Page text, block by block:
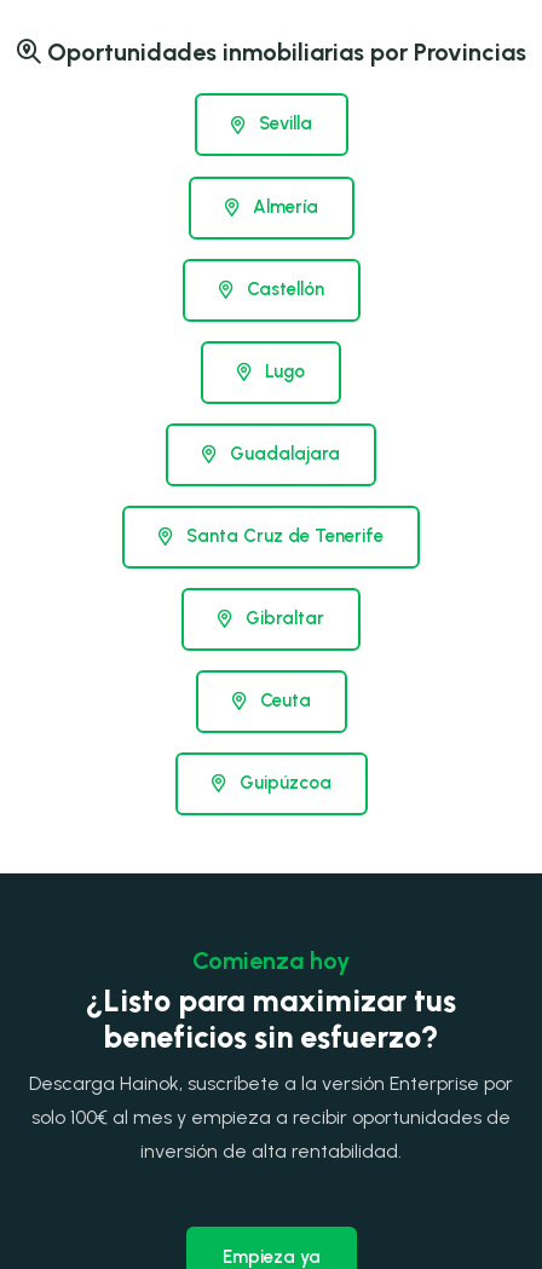
Oportunidades inmobiliarias por Provincias
Sevilla
Almería
Castellón
Lugo
Guadalajara
Santa Cruz de Tenerife
Gibraltar
Ceuta
Guipúzcoa
Comienza hoy
¿Listo para maximizar tus
beneficios sin esfuerzo?
Descarga Hainok, suscríbete a la versión Enterprise por
solo 100€ al mes y empieza a recibir oportunidades de
inversión de alta rentabilidad.
Empieza ya